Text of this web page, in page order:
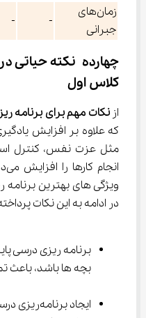
زمان‌های
جبرانی
-
-
چهارده نکته حیاتی
کلاس اول
از نکات مهم برای برنامه
مثل عزت نفس، کنترل
ویژگی های بهترین برنامه
در ادامه به این نکات پرداخته‌ شده
برنامه ریزی درسی
بچه ها باشد، باعث
ایجاد